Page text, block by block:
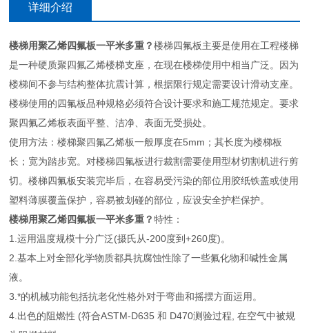
详细介绍
楼梯用聚乙烯四氟板一平米多重？楼梯四氟板主要是使用在工程楼梯
是一种硬质聚四氟乙烯楼梯支座，在现在楼梯使用中相当广泛。因为
楼梯间不参与结构整体抗震计算，根据限行规定需要设计滑动支座。
楼梯使用的四氟板品种规格必须符合设计要求和施工规范规定。要求
聚四氟乙烯板表面平整、洁净、表面无受损处。
使用方法：楼梯聚四氟乙烯板一般厚度在5mm；其长度为楼梯板
长；宽为踏步宽。对楼梯四氟板进行裁割需要使用型材切割机进行剪
切。楼梯四氟板安装完毕后，在容易受污染的部位用胶纸铁盖或使用
塑料薄膜覆盖保护，容易被划碰的部位，应设安全护栏保护。
楼梯用聚乙烯四氟板一平米多重？特性：
1.运用温度规模十分广泛(摄氏从-200度到+260度)。
2.基本上对全部化学物质都具抗腐蚀性除了一些氟化物和碱性金属
液。
3.*的机械功能包括抗老化性格外对于弯曲和摇摆方面运用。
4.出色的阻燃性 (符合ASTM-D635 和 D470测验过程, 在空气中被规